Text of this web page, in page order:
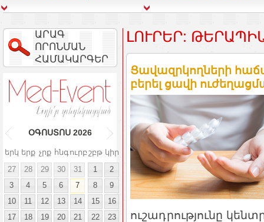
ԱՐԱԳ
ՈՐՈՆՄԱՆ
ՀԱՄԱԿԱՐԳԵՐ
ՕԳՈՍՏՈՍ 2026
երկ երք չրք հնգուրբ շբթ կիր
27
28 29 30 31 1
2
3
4 5 6 7 8
9
10
11 12 13 14 15
16
17
18 19 20 21 22
23
ԼՈՒՐԵՐ:
Ցավազրկողների
բերել ցավի
ուշադրությունը